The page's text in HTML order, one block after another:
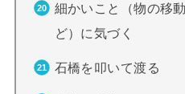
細かいこと（物の移
ど）に気づく
石橋を叩いて渡る